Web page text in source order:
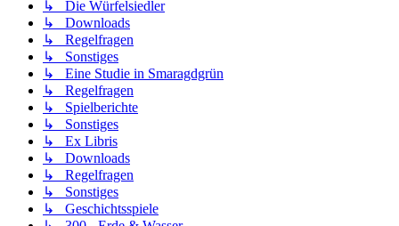
↳ Die Würfelsiedler
↳ Downloads
↳ Regelfragen
↳ Sonstiges
↳ Eine Studie in Smaragdgrün
↳ Regelfragen
↳ Spielberichte
↳ Sonstiges
↳ Ex Libris
↳ Downloads
↳ Regelfragen
↳ Sonstiges
↳ Geschichtsspiele